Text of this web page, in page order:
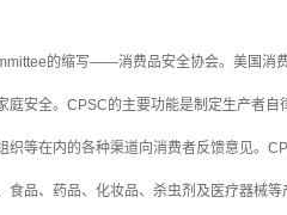
的缩写——消费品安全协会。美国消
安全。CPSC的主要功能是制定生产者
等在内的各种渠道向消费者反馈意见。
品、药品、化妆品、杀虫剂及医疗器械等